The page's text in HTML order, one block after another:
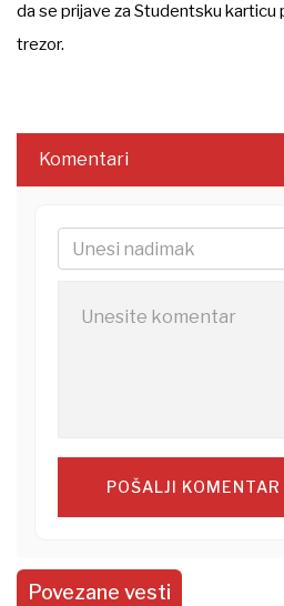
da se prijave za Studentsku karticu
trezor.
Komentari
POŠALJI KOMENTAR
Povezane vesti